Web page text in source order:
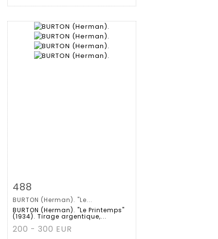
Gedetailleerde
fiche
488
BURTON (Herman). "Le...
BURTON (Herman). "Le Printemps"
(1934). Tirage argentique,...
200 - 300 EUR